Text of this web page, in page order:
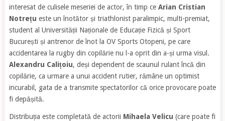
interesat de culisele meseriei de actor, în timp ce Arian Cristian
Notrețu este un înotător și triathlonist paralimpic, multi-premiat,
student al Universității Naționale de Educație Fizică și Sport
București și antrenor de înot la OV Sports Otopeni, pe care
accidentarea la rugby din copilărie nu l-a oprit din a-și urma visul.
Alexandru Calițoiu, deși dependent de scaunul rulant încă din
copilărie, ca urmare a unui accident rutier, rămâne un optimist
incurabil, gata de a transmite spectatorilor că orice provocare poate
fi depășită.
Distribuția este completată de actorii Mihaela Velicu (care poate fi